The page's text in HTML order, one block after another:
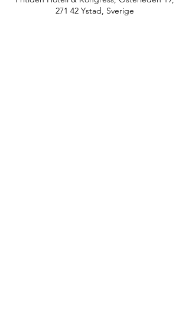
271 42 Ystad, Sverige